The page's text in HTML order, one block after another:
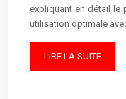
expliquant en détail le
utilisation optimale
LIRE LA SUITE